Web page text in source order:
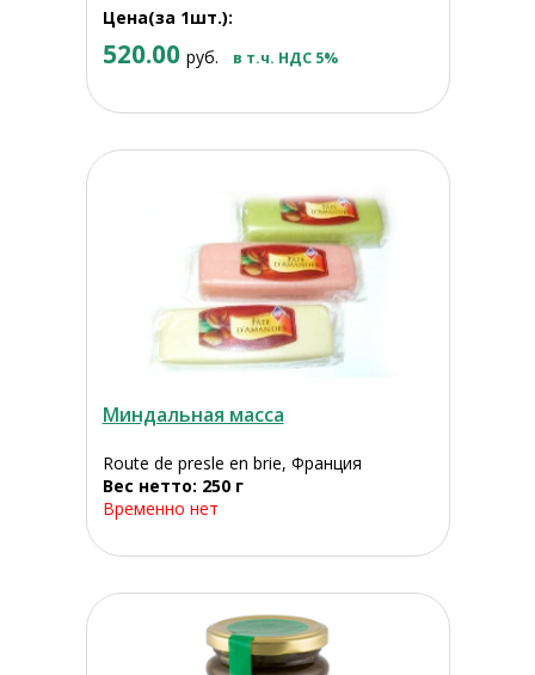
Цена(за 1шт.):
520.00 руб. в т.ч. НДС 5%
Миндальная масса
Route de presle en brie, Франция
Вес нетто: 250 г
Временно нет